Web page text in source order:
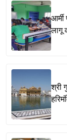
लागू
श्री